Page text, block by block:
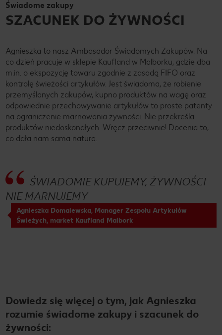
nasza firma.
Zaplanowaliśmy
również szereg
REset Plastic
mającej na celu
zwalczanie
tworzyw
sztucznych.
ekologiczne,
określamy
proponujemy
naszym klientom
możliwości
odpowiedzialne
go korzystania z
zasobów.
możliwe. Bo w
Kauflandzie
ść za naszych
Klientów i
środowisko
naturalne.
Świadome zakupy
SZACUNEK DO ŻYWNOŚCI
Agnieszka to nasz Ambasador Świadomych Zakupów. Na
co dzień pracuje w sklepie Kaufland w Malborku, gdzie dba
m.in. o ekspozycję towaru zgodnie z zasadą FIFO oraz
kontrolę świeżości artykułów. Jest świadoma, że robienie
przemyślanych zakupów, kupno produktów na wagę oraz
odpowiednie przechowywanie artykułów to proste patenty
na ograniczenie marnowania żywności. Nie przekreśla
produktów niedoskonałych. Wręcz przeciwnie! Docenia to,
co dała nam sama natura.
ŚWIADOMIE KUPUJEMY, ŻYWNOŚCI
NIE MARNUJEMY
Agnieszka Domalewska, Manager Zespołu Artykułów
Świeżych, market Kaufland Malbork
Dowiedz się więcej o tym, jak Agnieszka
rozumie świadome zakupy i szacunek do
żywności: